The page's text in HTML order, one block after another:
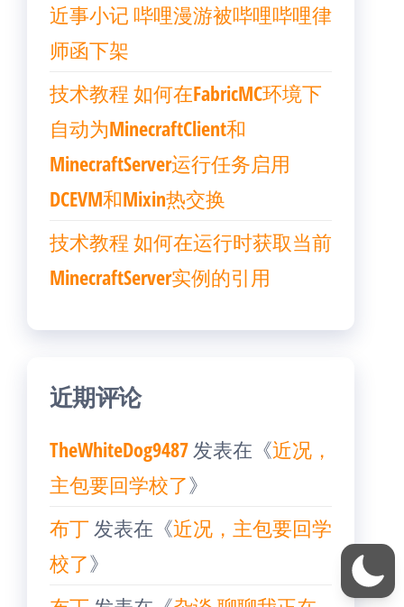
近事小记 哔哩漫游被哔哩哔哩律
师函下架
技术教程 如何在FabricMC环境下
自动为MinecraftClient和
MinecraftServer运行任务启用
DCEVM和Mixin热交换
技术教程 如何在运行时获取当前
MinecraftServer实例的引用
近期评论
TheWhiteDog9487发表在《近况，
主包要回学校了》
布丁发表在《近况，主包要回学
校了》